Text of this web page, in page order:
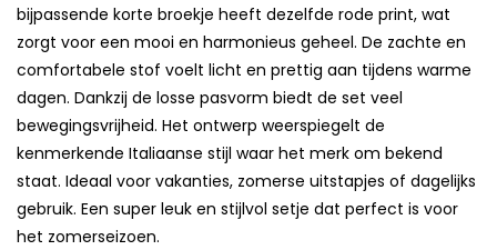
bijpassende korte broekje heeft dezelfde rode print, wat
zorgt voor een mooi en harmonieus geheel. De zachte en
comfortabele stof voelt licht en prettig aan tijdens warme
dagen. Dankzij de losse pasvorm biedt de set veel
bewegingsvrijheid. Het ontwerp weerspiegelt de
kenmerkende Italiaanse stijl waar het merk om bekend
staat. Ideaal voor vakanties, zomerse uitstapjes of dagelijks
gebruik. Een super leuk en stijlvol setje dat perfect is voor
het zomerseizoen.